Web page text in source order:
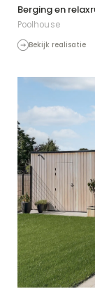
Berging en
Poolhouse
Bekijk realisatie